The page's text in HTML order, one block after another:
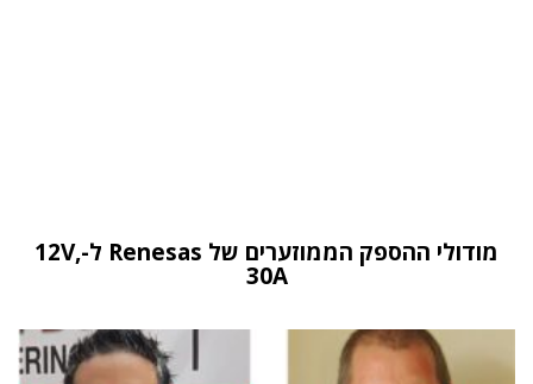
מודולי ההספק הממוזערים של Renesas ל-12V,
30A